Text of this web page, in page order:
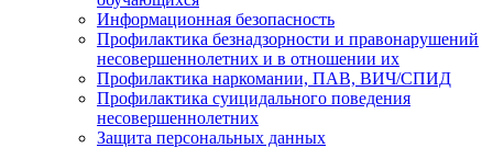
Информационная безопасность
Профилактика безнадзорности и правонарушений
несовершеннолетних и в отношении их
Профилактика наркомании, ПАВ, ВИЧ/СПИД
Профилактика суицидального поведения
несовершеннолетних
Защита персональных данных